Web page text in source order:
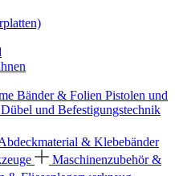
Bänder & Folien Pistolen und
Dübel und Befestigungstechnik
& Klebebänder
Maschinenzubehör &